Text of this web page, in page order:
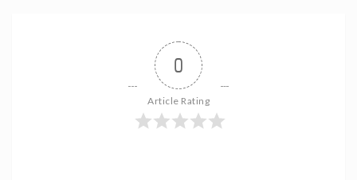
0
Article Rating